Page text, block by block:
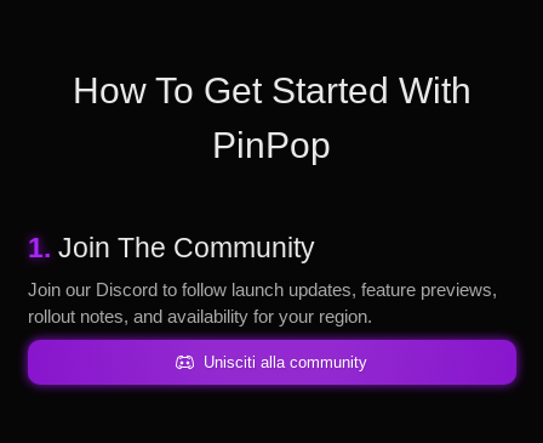
How To Get Started With
PinPop
1. Join The Community
Join our Discord to follow launch updates, feature previews,
rollout notes, and availability for your region.
Unisciti alla community